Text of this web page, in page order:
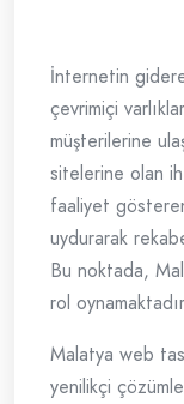
İnternetin
çevrimiçi
müşterilerine
sitelerine olan
faaliyet
uydurarak
Bu noktada,
rol
Malatya web
yenilikçi